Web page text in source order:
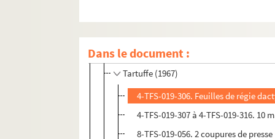
Dans le document :
Hamlet (1966)
Le Malade imaginaire (1967)
Tartuffe (1967)
4-TFS-019-306. Feuilles de régie
4-TFS-019-307 à 4-TFS-019-316.
8-TFS-019-056. 2 coupures de presse